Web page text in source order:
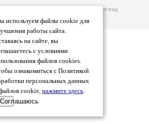
используем файлы cookie для
работы сайта.
на сайте, вы
с условиями
файлов cookies.
ознакомиться с Политикой
персональных данных
cookie, нажмите здесь.
Соглашаюсь
авторам, 2000-2026. Портал работает под
писателей